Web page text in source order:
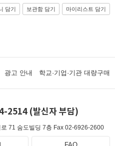
담기 보관함 담기 마이리스트 담기
광고 안내 학교·기업·기관 대량구매
2514 (발신자 부담)
71 숨도빌딩 7층 Fax 02-6926-2600